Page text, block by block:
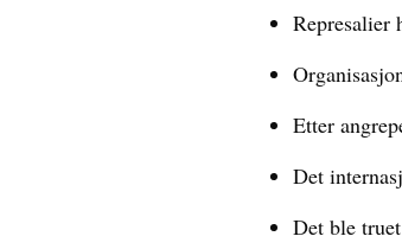
Represalier
Etter
Det
Det ble